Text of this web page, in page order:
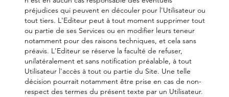
préjudices qui peuvent en découler pour l'Utilisateur ou
tout tiers. L'Editeur peut à tout moment supprimer tout
ou partie de ses Services ou en modifier leurs teneur
notamment pour des raisons techniques, et cela sans
préavis. L'Editeur se réserve la faculté de refuser,
unilatéralement et sans notification préalable, à tout
Utilisateur l'accès à tout ou partie du Site. Une telle
décision pourrait notamment être prise en cas de non-
respect des termes du présent texte par un Utilisateur.